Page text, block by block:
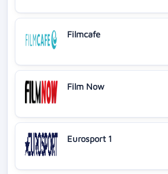
Filmcafe
Film Now
Eurosport 1